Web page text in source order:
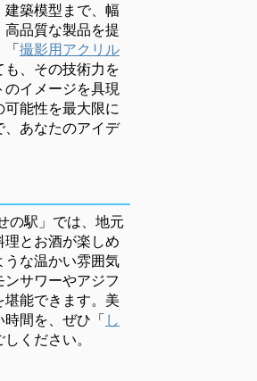
建築模型まで、幅
品質な製品を提
「撮影用アクリル
も、その技術力を
イメージを具現
能性を最大限に
、あなたのアイデ
の駅」では、地元
とお酒が楽しめ
うな温かい雰囲気
サワーやアジフ
能できます。美
間を、ぜひ「し
ください。